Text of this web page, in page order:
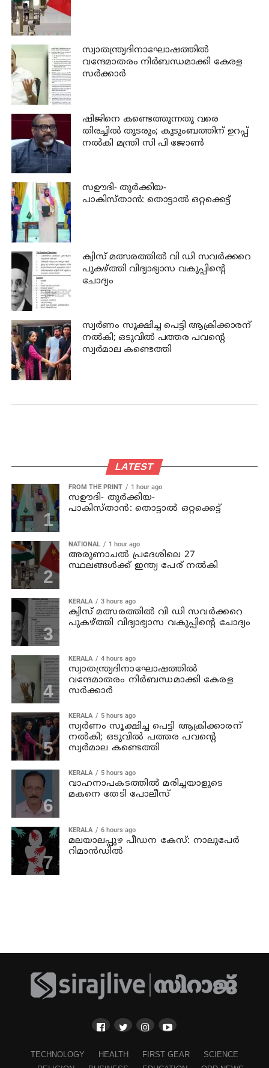
സ്വാതന്ത്ര്യദിനാഘോഷത്തില്‍
വന്ദേമാതരം നിര്‍ബന്ധമാക്കി കേരള
സര്‍ക്കാര്‍
ഷിജിനെ കണ്ടെത്തുന്നതു വരെ
തിരച്ചില്‍ തുടരും; കുടുംബത്തിന് ഉറപ്പ്
നല്‍കി മന്ത്രി സി പി ജോണ്‍
സഊദി- തുർക്കിയ-
പാകിസ്താൻ: തൊട്ടാൽ ഒറ്റക്കെട്ട്
ക്വിസ് മത്സരത്തില്‍ വി ഡി സവര്‍ക്കറെ
പുകഴ്ത്തി വിദ്യാഭ്യാസ വകുപ്പിന്റെ
ചോദ്യം
സ്വര്‍ണം സൂക്ഷിച്ച പെട്ടി ആക്രിക്കാരന്
നല്‍കി; ഒടുവില്‍ പത്തര പവന്റെ
സ്വര്‍മാല കണ്ടെത്തി
LATEST
FROM THE PRINT 1 hour ago
സഊദി- തുർക്കിയ-
പാകിസ്താൻ: തൊട്ടാൽ ഒറ്റക്കെട്ട്
NATIONAL 1 hour ago
അരുണാചല്‍ പ്രദേശിലെ 27
സ്ഥലങ്ങള്‍ക്ക് ഇന്ത്യ പേര് നല്‍കി
KERALA 3 hours ago
ക്വിസ് മത്സരത്തില്‍ വി ഡി സവര്‍ക്കറെ
പുകഴ്ത്തി വിദ്യാഭ്യാസ വകുപ്പിന്റെ ചോദ്യം
KERALA 4 hours ago
സ്വാതന്ത്ര്യദിനാഘോഷത്തില്‍
വന്ദേമാതരം നിര്‍ബന്ധമാക്കി കേരള
സര്‍ക്കാര്‍
KERALA 5 hours ago
സ്വര്‍ണം സൂക്ഷിച്ച പെട്ടി ആക്രിക്കാരന്
നല്‍കി; ഒടുവില്‍ പത്തര പവന്റെ
സ്വര്‍മാല കണ്ടെത്തി
KERALA 5 hours ago
വാഹനാപകടത്തില്‍ മരിച്ചയാളുടെ
മകനെ തേടി പോലീസ്
KERALA 6 hours ago
മലയാലപ്പുഴ പീഡന കേസ്: നാലുപേര്‍
റിമാന്‍ഡില്‍
TECHNOLOGY HEALTH FIRST GEAR
SCIENCE